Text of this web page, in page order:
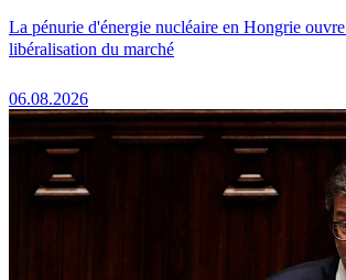
La pénurie d'énergie nucléaire en Hongrie
libéralisation du marché
06.08.2026